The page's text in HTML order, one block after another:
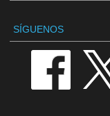
SÍGUENOS